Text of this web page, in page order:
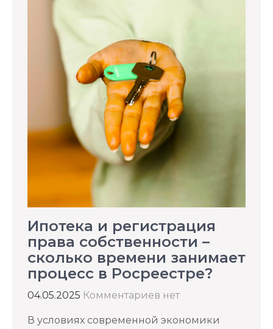
Ипотека и регистрация
права собственности –
сколько времени занимает
процесс в Росреестре?
04.05.2025 Комментариев нет
В условиях современной экономики